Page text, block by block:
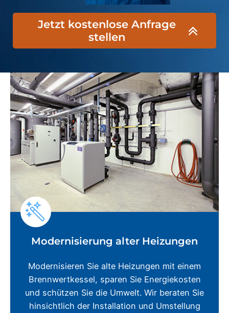
Jetzt kostenlose Anfrage
stellen
Modernisierung alter Heizungen
Modernisieren Sie alte Heizungen mit einem
Brennwertkessel, sparen Sie Energiekosten
und schützen Sie die Umwelt. Wir beraten Sie
hinsichtlich der Installation und Umstellung